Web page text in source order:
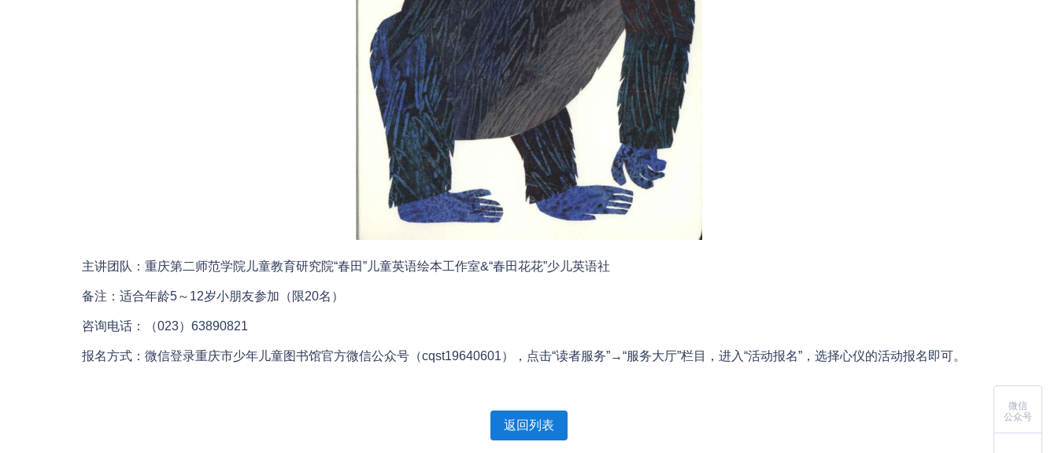
主讲团队：重庆第二师范学院儿童教育研究院“春田”儿童英语绘本工作室&“春田花花”少儿英语社
备注：适合年龄5～12岁小朋友参加（限20名）
咨询电话：（023）63890821
报名方式：微信登录重庆市少年儿童图书馆官方微信公众号（cqst19640601），点击“读者服务”→“服务大厅”栏目，进入“活动报名”，选择心仪的活动报名即可。
返回列表
微信
公众号